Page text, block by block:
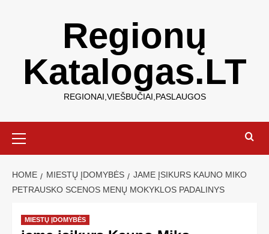
Regionų
Katalogas.LT
REGIONAI,VIEŠBUČIAI,PASLAUGOS
HOME MIESTŲ ĮDOMYBĖS
JAME ĮSIKURS KAUNO MIKO
PETRAUSKO SCENOS MENŲ MOKYKLOS PADALINYS
MIESTŲ ĮDOMYBĖS